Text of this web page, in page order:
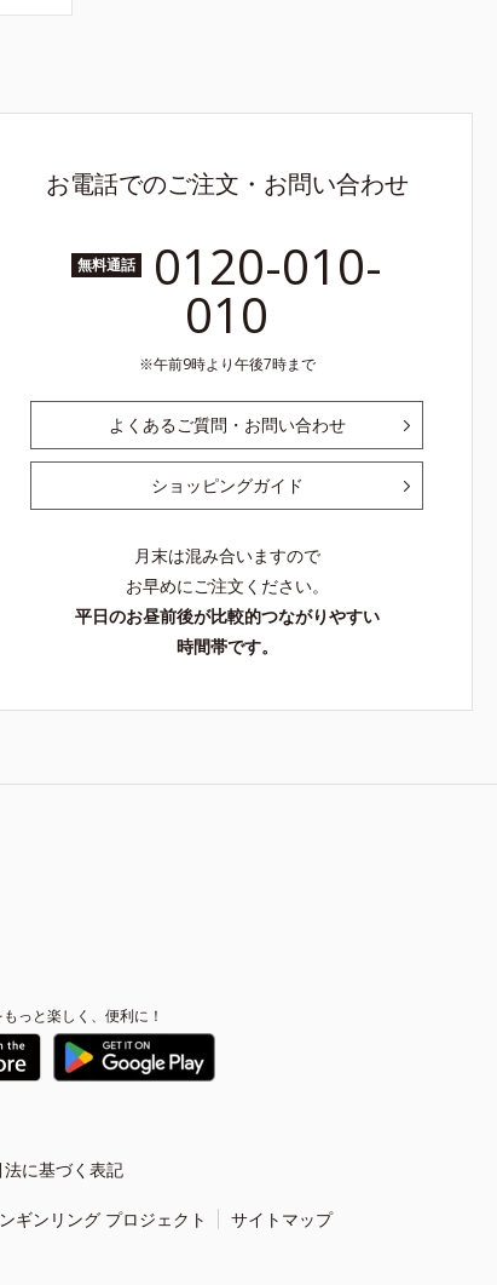
お電話でのご注文・お問い合わせ
無料通話 0120-010-
010
午前9時より午後7時まで
よくあるご質問・お問い合わせ
ショッピングガイド
月末は混み合いますので
お早めにご注文ください。
平日のお昼前後が比較的つながりやすい
時間帯です。
っと楽しく、便利に！
に基づく表記
ギンリング プロジェクト サイトマップ